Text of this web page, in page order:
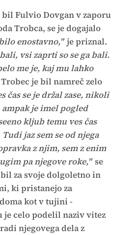
Fulvio Dovgan v zaporu
Trobca, se je dogajalo
enostavno," je priznal.
vsi zaprti so se ga bali.
me je, kaj mu lahko
je bil namreč zelo
čas se je držal zase, nikoli
je imel pogled
kljub temu ves čas
jaz sem se od njega
z njim, sem z enim
pa njegove roke," se
za svoje dolgoletno in
ki pristanejo za
kot v tujini -
celo podelil naziv vitez
njegovega dela z